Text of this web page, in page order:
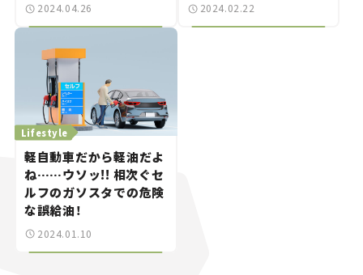
2024.04.26 2024.02.22
Lifestyle
軽自動車だから軽油だよ
ね……ウソッ!! 相次ぐセ
ルフのガソスタでの危険
な誤給油！
2024.01.10